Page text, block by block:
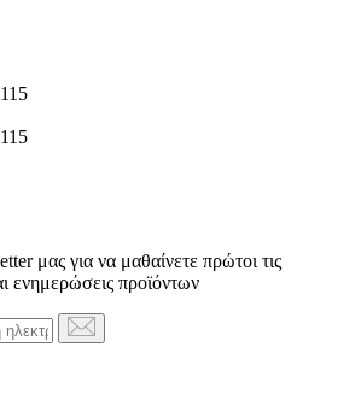
μας για να μαθαίνετε πρώτοι τις
ενημερώσεις προϊόντων